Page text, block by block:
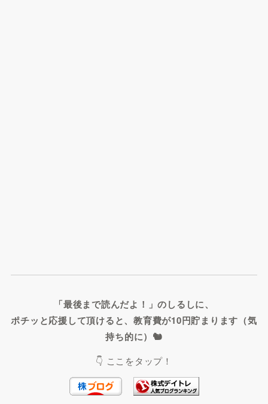
「最後まで読んだよ！」のしるしに、
ポチッと応援して頂けると、教育費が10円貯まります（気
持ち的に）🐿️
👇 ここをタップ！